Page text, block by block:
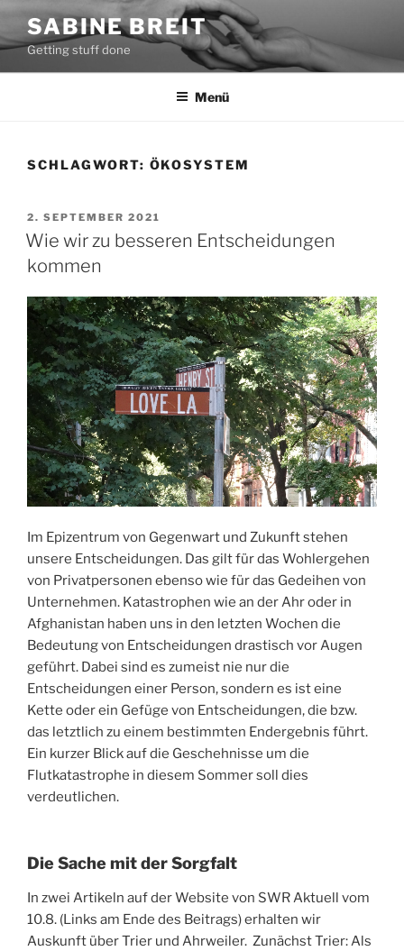
Zum
Inhalt
springen
SABINE BREIT
Getting stuff done
Menü
SCHLAGWORT: ÖKOSYSTEM
VERÖFFENTLICHT
AM
2. SEPTEMBER 2021
Wie wir zu besseren Entscheidungen
kommen
Im Epizentrum von Gegenwart und Zukunft stehen
unsere Entscheidungen. Das gilt für das Wohlergehen
von Privatpersonen ebenso wie für das Gedeihen von
Unternehmen. Katastrophen wie an der Ahr oder in
Afghanistan haben uns in den letzten Wochen die
Bedeutung von Entscheidungen drastisch vor Augen
geführt. Dabei sind es zumeist nie nur die
Entscheidungen einer Person, sondern es ist eine
Kette oder ein Gefüge von Entscheidungen, die bzw.
das letztlich zu einem bestimmten Endergebnis führt.
Ein kurzer Blick auf die Geschehnisse um die
Flutkatastrophe in diesem Sommer soll dies
verdeutlichen.
Die Sache mit der Sorgfalt
In zwei Artikeln auf der Website von SWR Aktuell vom
10.8. (Links am Ende des Beitrags) erhalten wir
Auskunft über Trier und Ahrweiler. Zunächst Trier: Als